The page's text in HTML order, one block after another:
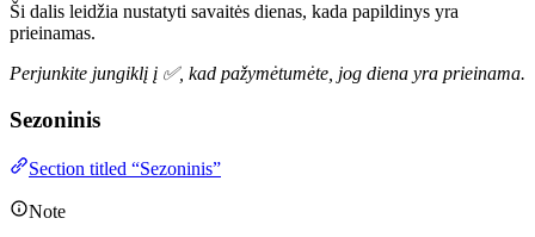
Ši dalis leidžia nustatyti savaitės dienas, kada papildinys yra
prieinamas.
Perjunkite jungiklį į ✅, kad pažymėtumėte, jog diena yra prieinama.
Sezoninis
Section titled “Sezoninis”
Note